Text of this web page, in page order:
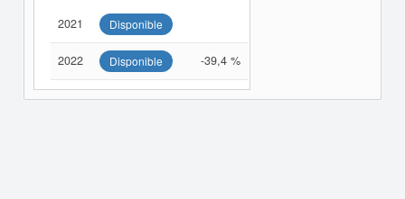
2021 Disponible
2022 Disponible -39,4 %